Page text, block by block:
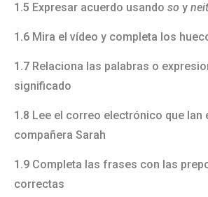
1.5 Expresar acuerdo usando so y
1.6 Mira el vídeo y completa los
1.7 Relaciona las palabras o
significado
1.8 Lee el correo electrónico que Ian
compañera Sarah
1.9 Completa las frases con las
correctas